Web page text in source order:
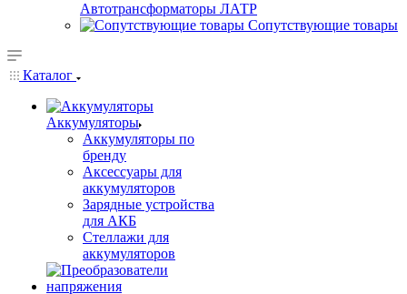
Автотрансформаторы ЛАТР
Сопутствующие товары
Каталог
Аккумуляторы
Аккумуляторы по
бренду
Аксессуары для
аккумуляторов
Зарядные устройства
для АКБ
Стеллажи для
аккумуляторов